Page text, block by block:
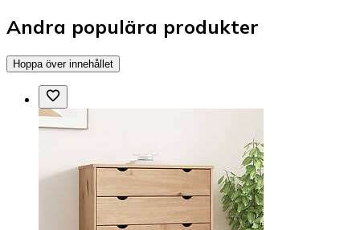
Andra populära produkter
Hoppa över innehållet